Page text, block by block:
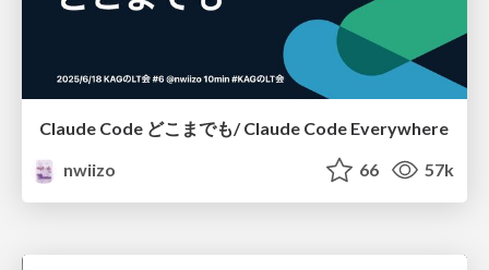
Claude Code どこまでも/ Claude Code Everywhere
nwiizo
66 57k